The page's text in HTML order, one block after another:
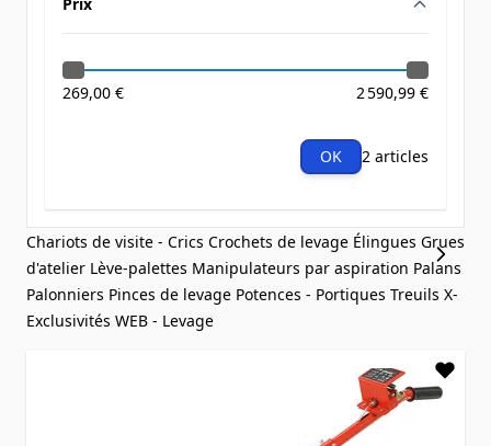
269,00 € 2 590,99 €
OK 2 articles
Chariots de visite - Crics Crochets de levage Élingues Grues
d'atelier Lève-palettes Manipulateurs par aspiration Palans
Palonniers Pinces de levage Potences - Portiques Treuils X-
Exclusivités WEB - Levage